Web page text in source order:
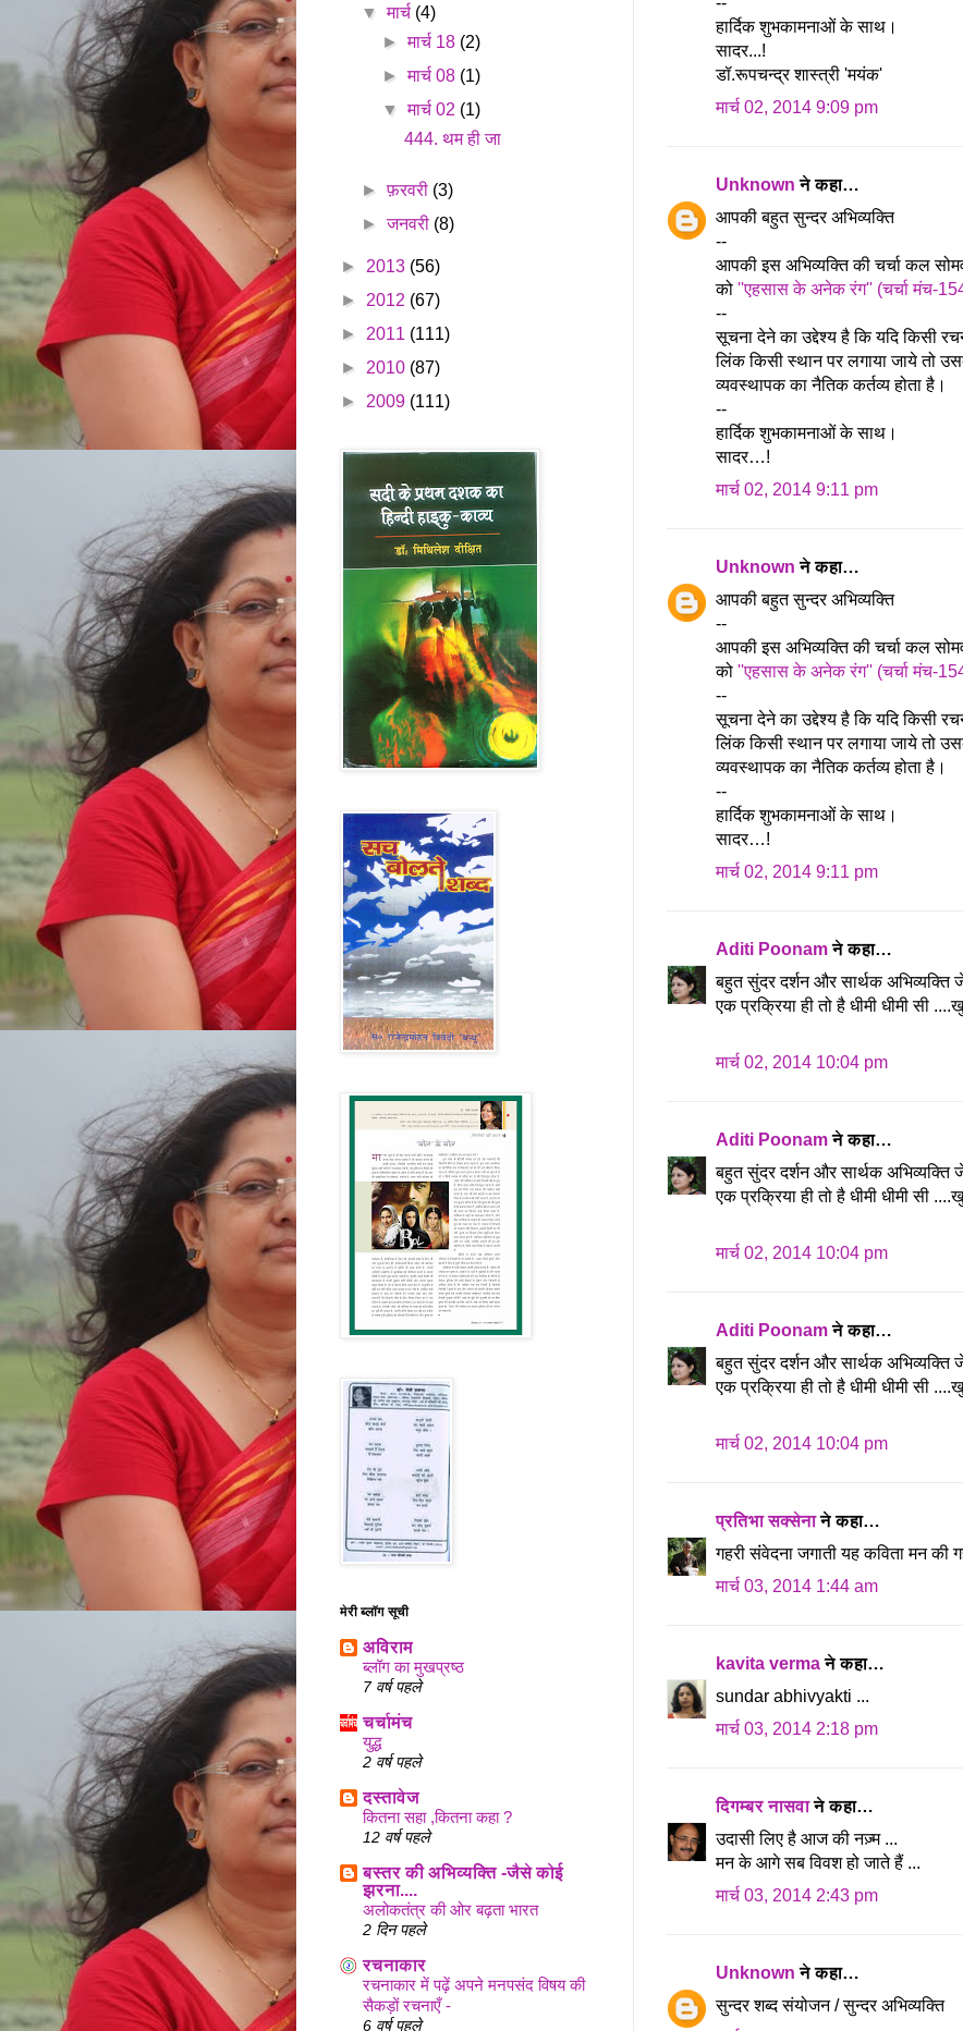
हार्दिक शुभकामनाओं के साथ।
सादर...!
डॉ.रूपचन्द्र शास्त्री 'मयंक'
मार्च 02, 2014 9:09 pm
Unknown ने कहा…
आपकी बहुत सुन्दर अभिव्यक्ति
--
आपकी इस अभिव्यक्ति की चर्चा कल
को ''एहसास के अनेक रंग'' (चर्चा मंच-
--
सूचना देने का उद्देश्य है कि यदि किसी
लिंक किसी स्थान पर लगाया जाये तो
व्यवस्थापक का नैतिक कर्तव्य होता है।
--
हार्दिक शुभकामनाओं के साथ।
सादर…!
मार्च 02, 2014 9:11 pm
Unknown ने कहा…
आपकी बहुत सुन्दर अभिव्यक्ति
--
आपकी इस अभिव्यक्ति की चर्चा कल
को ''एहसास के अनेक रंग'' (चर्चा मंच-
--
सूचना देने का उद्देश्य है कि यदि किसी
लिंक किसी स्थान पर लगाया जाये तो
व्यवस्थापक का नैतिक कर्तव्य होता है।
--
हार्दिक शुभकामनाओं के साथ।
सादर…!
मार्च 02, 2014 9:11 pm
Aditi Poonamने कहा…
बहुत सुंदर दर्शन और सार्थक अभिव्यक्ति
एक प्रक्रिया ही तो है धीमी धीमी सी
मार्च 02, 2014 10:04 pm
Aditi Poonamने कहा…
बहुत सुंदर दर्शन और सार्थक अभिव्यक्ति
एक प्रक्रिया ही तो है धीमी धीमी सी
मार्च 02, 2014 10:04 pm
Aditi Poonamने कहा…
बहुत सुंदर दर्शन और सार्थक अभिव्यक्ति
एक प्रक्रिया ही तो है धीमी धीमी सी
मार्च 02, 2014 10:04 pm
प्रतिभा सक्सेनाने कहा…
गहरी संंवेदना जगाती यह कविता मन की
मार्च 03, 2014 1:44 am
kavita vermaने कहा…
sundar abhivyakti ...
मार्च 03, 2014 2:18 pm
दिगम्बर नासवाने कहा…
उदासी लिए है आज की नज़्म ...
मन के आगे सब विवश हो जाते हैं ...
मार्च 03, 2014 2:43 pm
Unknown ने कहा…
सुन्दर शब्द संयोजन / सुन्दर अभिव्यक्ति
▼मार्च (4)
►मार्च 18 (2)
►मार्च 08 (1)
▼मार्च 02 (1)
444. थम ही जा
►फ़रवरी (3)
►जनवरी (8)
► 2013 (56)
► 2012 (67)
► 2011 (111)
► 2010 (87)
► 2009 (111)
मेरी ब्लॉग सूची
अविराम
ब्लॉग का मुखप्रष्ठ
7 वर्ष पहले
चर्चामंच
युद्ध
2 वर्ष पहले
दस्तावेज
कितना सहा ,कितना कहा ?
12 वर्ष पहले
बस्तर की अभिव्यक्ति -जैसे कोई
झरना....
अलोकतंत्र की ओर बढ़ता भारत
2 दिन पहले
रचनाकार
रचनाकार में पढ़ें अपने मनपसंद विषय की
सैकड़ों रचनाएँ -
6 वर्ष पहले